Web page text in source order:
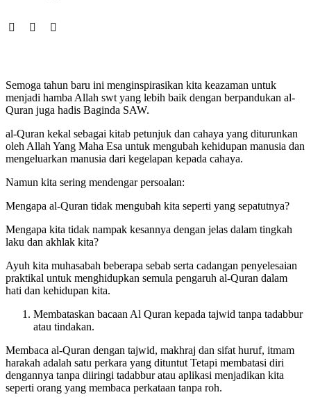
Semoga tahun baru ini menginspirasikan kita keazaman untuk
menjadi hamba Allah swt yang lebih baik dengan berpandukan al-
Quran juga hadis Baginda SAW.
al-Quran kekal sebagai kitab petunjuk dan cahaya yang diturunkan
oleh Allah Yang Maha Esa untuk mengubah kehidupan manusia dan
mengeluarkan manusia dari kegelapan kepada cahaya.
Namun kita sering mendengar persoalan:
Mengapa al-Quran tidak mengubah kita seperti yang sepatutnya?
Mengapa kita tidak nampak kesannya dengan jelas dalam tingkah
laku dan akhlak kita?
Ayuh kita muhasabah beberapa sebab serta cadangan penyelesaian
praktikal untuk menghidupkan semula pengaruh al-Quran dalam
hati dan kehidupan kita.
Membataskan bacaan Al Quran kepada tajwid tanpa tadabbur
atau tindakan.
Membaca al-Quran dengan tajwid, makhraj dan sifat huruf, itmam
harakah adalah satu perkara yang dituntut Tetapi membatasi diri
dengannya tanpa diiringi tadabbur atau aplikasi menjadikan kita
seperti orang yang membaca perkataan tanpa roh.